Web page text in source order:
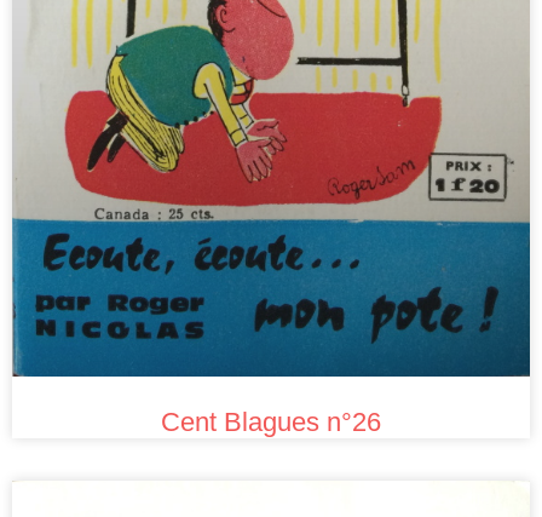
Cent Blagues n°26